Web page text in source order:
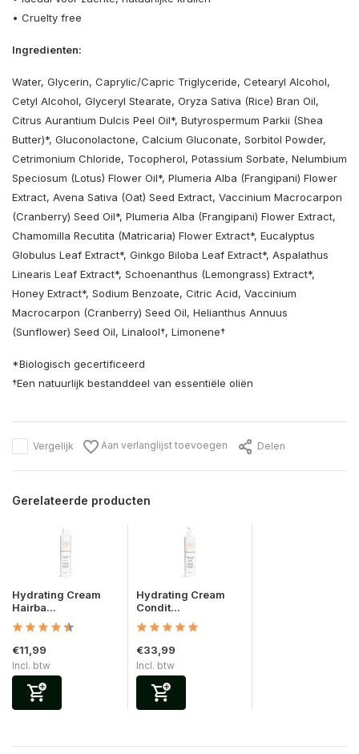
• Cruelty free
Ingredienten:
Water, Glycerin, Caprylic/Capric Triglyceride, Cetearyl Alcohol,
Cetyl Alcohol, Glyceryl Stearate, Oryza Sativa (Rice) Bran Oil,
Citrus Aurantium Dulcis Peel Oil*, Butyrospermum Parkii (Shea
Butter)*, Gluconolactone, Calcium Gluconate, Sorbitol Powder,
Cetrimonium Chloride, Tocopherol, Potassium Sorbate, Nelumbium
Speciosum (Lotus) Flower Oil*, Plumeria Alba (Frangipani) Flower
Extract, Avena Sativa (Oat) Seed Extract, Vaccinium Macrocarpon
(Cranberry) Seed Oil*, Plumeria Alba (Frangipani) Flower Extract,
Chamomilla Recutita (Matricaria) Flower Extract*, Eucalyptus
Globulus Leaf Extract*, Ginkgo Biloba Leaf Extract*, Aspalathus
Linearis Leaf Extract*, Schoenanthus (Lemongrass) Extract*,
Honey Extract*, Sodium Benzoate, Citric Acid, Vaccinium
Macrocarpon (Cranberry) Seed Oil, Helianthus Annuus
(Sunflower) Seed Oil, Linalool†, Limonene†
*Biologisch gecertificeerd
†Een natuurlijk bestanddeel van essentiële oliën
Vergelijk Aan verlanglijst toevoegen Delen
Gerelateerde producten
Hydrating Cream
Hairba...
€11,99
Incl. btw
Hydrating Cream
Condit...
€33,99
Incl. btw